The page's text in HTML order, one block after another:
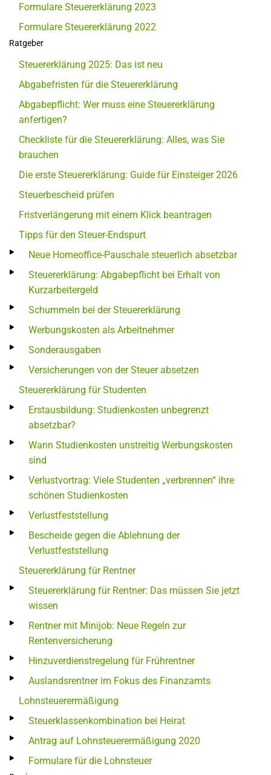
Formulare Steuererklärung 2023
Formulare Steuererklärung 2022
Ratgeber
Steuererklärung 2025: Das ist neu
Abgabefristen für die Steuererklärung
Abgabepflicht: Wer muss eine Steuererklärung
anfertigen?
Checkliste für die Steuererklärung: Alles, was Sie
brauchen
Die erste Steuererklärung: Guide für Einsteiger 2026
Steuerbescheid prüfen
Fristverlängerung mit einem Klick beantragen
Tipps für den Steuer-Endspurt
Neue Homeoffice-Pauschale steuerlich absetzbar
Steuererklärung: Abgabepflicht bei Erhalt von
Kurzarbeitergeld
Schummeln bei der Steuererklärung
Werbungskosten als Arbeitnehmer
Sonderausgaben
Versicherungen von der Steuer absetzen
Steuererklärung für Studenten
Erstausbildung: Studienkosten unbegrenzt
absetzbar?
Wann Studienkosten unstreitig Werbungskosten
sind
Verlustvortrag: Viele Studenten „verbrennen“ ihre
schönen Studienkosten
Verlustfeststellung
Bescheide gegen die Ablehnung der
Verlustfeststellung
Steuererklärung für Rentner
Steuererklärung für Rentner: Das müssen Sie jetzt
wissen
Rentner mit Minijob: Neue Regeln zur
Rentenversicherung
Hinzuverdienstregelung für Frührentner
Auslandsrentner im Fokus des Finanzamts
Lohnsteuerermäßigung
Steuerklassenkombination bei Heirat
Antrag auf Lohnsteuerermäßigung 2020
Formulare für die Lohnsteuer